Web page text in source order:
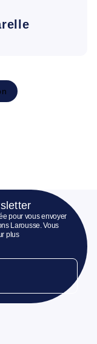
pour vous envoyer
Larousse. Vous
plus